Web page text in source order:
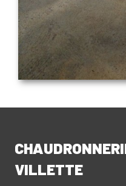
VILLETTE